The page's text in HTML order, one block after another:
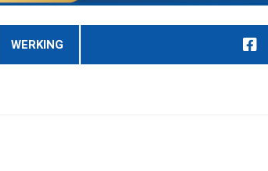
WERKING